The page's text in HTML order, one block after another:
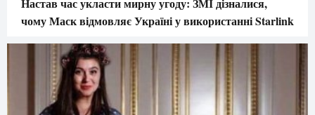
Настав час укласти мирну угоду: ЗМІ дізналися,
чому Маск відмовляє Україні у використанні Starlink